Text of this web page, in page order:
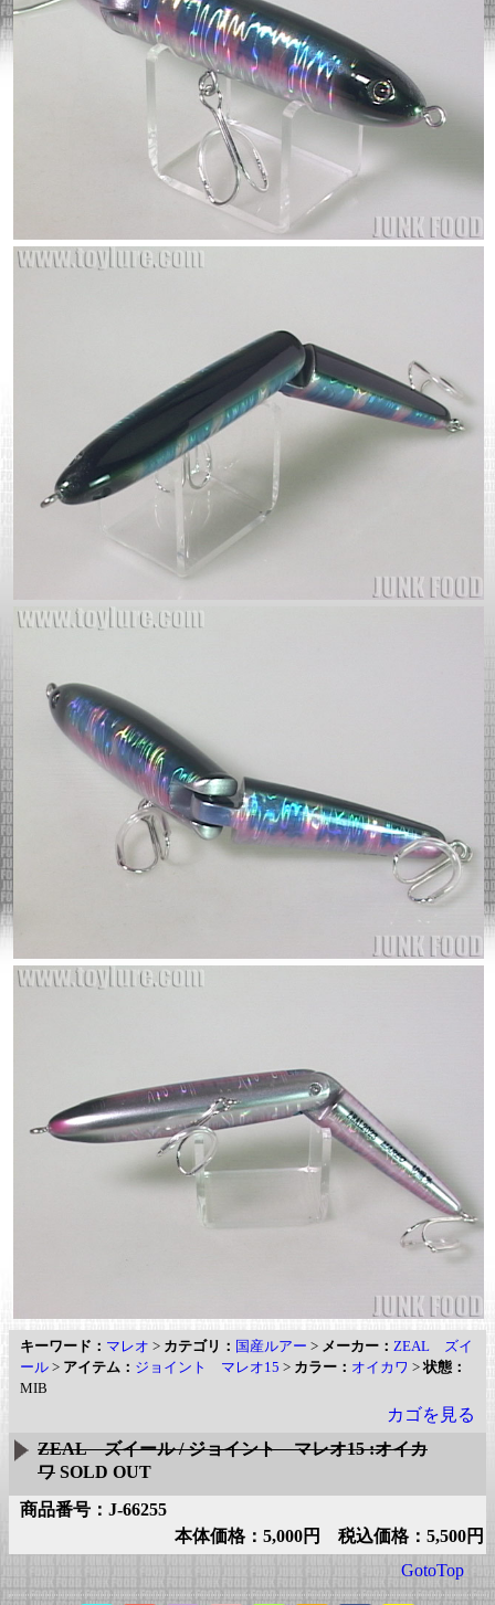
キーワード： マレオ > カテゴリ： 国産ルアー > メーカー： ZEAL ズイ
ール > アイテム： ジョイント マレオ15 > カラー： オイカワ >状態：
MIB
カゴを見る
ZEAL ズイール / ジョイント マレオ15 :オイカ
ワ SOLD OUT
商品番号：J-66255
本体価格：5,000円 税込価格：5,500円
GotoTop